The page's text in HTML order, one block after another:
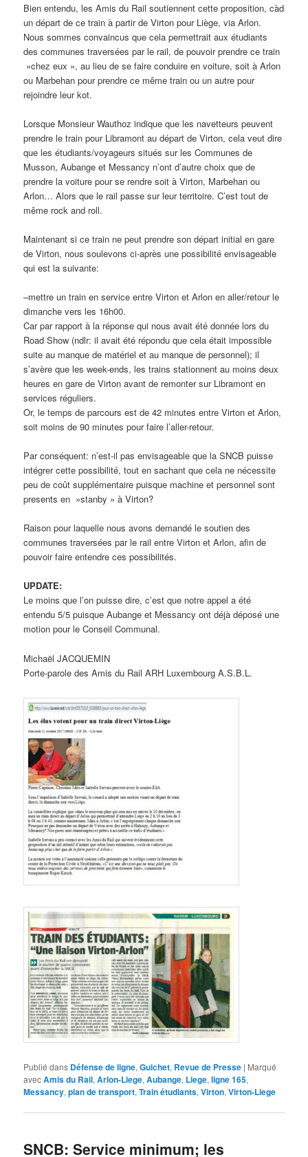
Bien entendu, les Amis du Rail soutiennent cette proposition, càd
un départ de ce train à partir de Virton pour Liège, via Arlon.
Nous sommes convaincus que cela permettrait aux étudiants
des communes traversées par le rail, de pouvoir prendre ce train
»chez eux », au lieu de se faire conduire en voiture, soit à Arlon
ou Marbehan pour prendre ce même train ou un autre pour
rejoindre leur kot.
Lorsque Monsieur Wauthoz indique que les navetteurs peuvent
prendre le train pour Libramont au départ de Virton, cela veut dire
que les étudiants/voyageurs situés sur les Communes de
Musson, Aubange et Messancy n’ont d’autre choix que de
prendre la voiture pour se rendre soit à Virton, Marbehan ou
Arlon… Alors que le rail passe sur leur territoire. C’est tout de
même rock and roll.
Maintenant si ce train ne peut prendre son départ initial en gare
de Virton, nous soulevons ci-après une possibilité envisageable
qui est la suivante:
–mettre un train en service entre Virton et Arlon en aller/retour le
dimanche vers les 16h00.
Car par rapport à la réponse qui nous avait été donnée lors du
Road Show (ndlr: il avait été répondu que cela était impossible
suite au manque de matériel et au manque de personnel); il
s’avère que les week-ends, les trains stationnent au moins deux
heures en gare de Virton avant de remonter sur Libramont en
services réguliers.
Or, le temps de parcours est de 42 minutes entre Virton et Arlon,
soit moins de 90 minutes pour faire l’aller-retour.
Par conséquent: n’est-il pas envisageable que la SNCB puisse
intégrer cette possibilité, tout en sachant que cela ne nécessite
peu de coût supplémentaire puisque machine et personnel sont
presents en »stanby » à Virton?
Raison pour laquelle nous avons demandé le soutien des
communes traversées par le rail entre Virton et Arlon, afin de
pouvoir faire entendre ces possibilités.
UPDATE:
Le moins que l’on puisse dire, c’est que notre appel a été
entendu 5/5 puisque Aubange et Messancy ont déjà déposé une
motion pour le Conseil Communal.
Michaël JACQUEMIN
Porte-parole des Amis du Rail ARH Luxembourg A.S.B.L.
Publié dans Défense de ligne,Guichet, Revue de Presse | Marqué
avecAmis du Rail,Arlon-Liege,Aubange, Liege,ligne 165,
Messancy,plan de transport,Train étudiants,Virton,Virton-Liege
SNCB: Service minimum; les